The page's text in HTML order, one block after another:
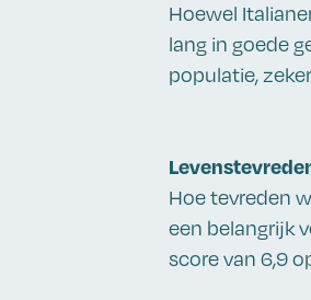
Hoewel
lang in goede
populatie,
Hoe tevreden
een belangrijk
score van 6,9